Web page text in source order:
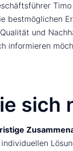
bestmöglichen
und
informieren
sich